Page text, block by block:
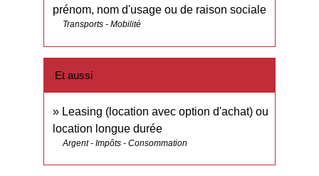
prénom, nom d'usage ou de raison sociale
Transports - Mobilité
Et aussi
Leasing (location avec option d'achat) ou
location longue durée
Argent - Impôts - Consommation